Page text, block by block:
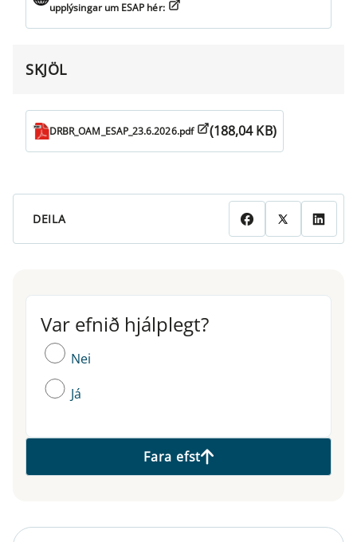
upplýsingar um ESAP hér:
SKJÖL
DRBR_OAM_ESAP_23.6.2026.pdf (188,04 KB)
DEILA
Var efnið hjálplegt?
Var efnið hjálplegt?
Nei
Já
Fara efst